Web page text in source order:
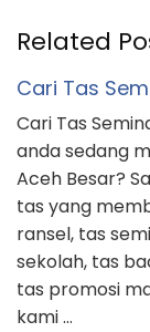
Related
Cari Tas
Cari Tas
anda sedang
Aceh Besar?
tas yang
ransel, tas
sekolah, tas
tas promosi
kami …